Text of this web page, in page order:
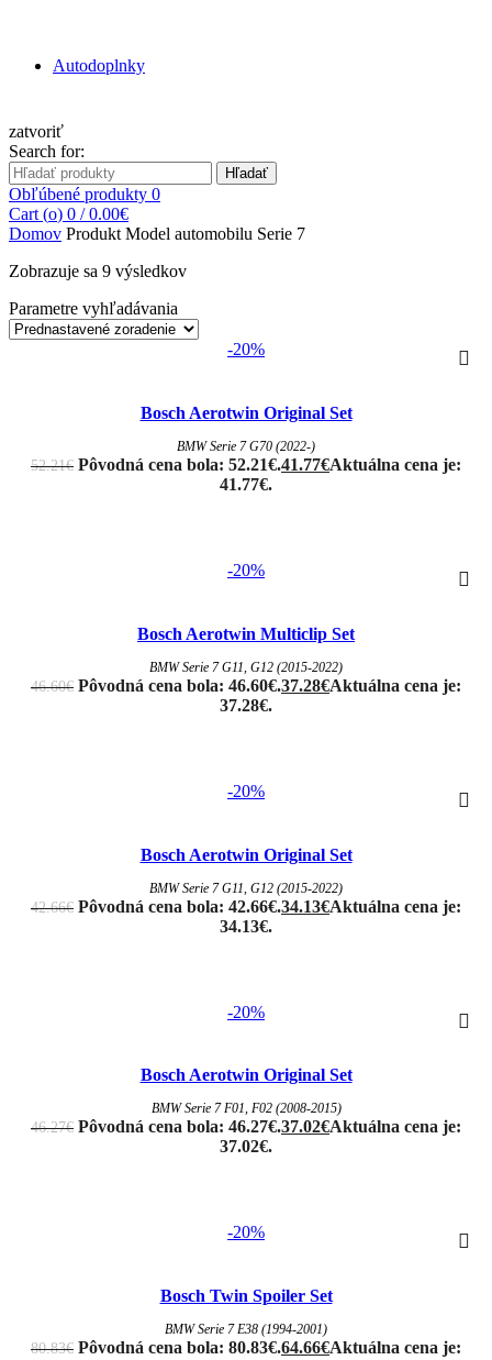
Autodoplnky
zatvoriť
Search for:
Hľadať
Obľúbené produkty 0
Cart (o) 0 / 0.00€
Domov Produkt Model automobilu Serie 7
Zobrazuje sa 9 výsledkov
Parametre vyhľadávania
-20%
Bosch Aerotwin Original Set
BMW Serie 7 G70 (2022-)
52.21€ Pôvodná cena bola: 52.21€.41.77€Aktuálna cena je:
41.77€.
-20%
Bosch Aerotwin Multiclip Set
BMW Serie 7 G11, G12 (2015-2022)
46.60€ Pôvodná cena bola: 46.60€.37.28€Aktuálna cena je:
37.28€.
-20%
Bosch Aerotwin Original Set
BMW Serie 7 G11, G12 (2015-2022)
42.66€ Pôvodná cena bola: 42.66€.34.13€Aktuálna cena je:
34.13€.
-20%
Bosch Aerotwin Original Set
BMW Serie 7 F01, F02 (2008-2015)
46.27€ Pôvodná cena bola: 46.27€.37.02€Aktuálna cena je:
37.02€.
-20%
Bosch Twin Spoiler Set
BMW Serie 7 E38 (1994-2001)
80.83€ Pôvodná cena bola: 80.83€.64.66€Aktuálna cena je: